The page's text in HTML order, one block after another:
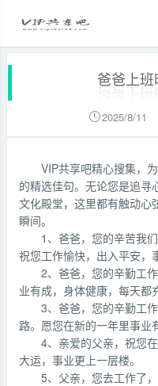
爸爸上
2025/8/11
VIP共享吧精心搜集，
的精选佳句。无论您是追寻
文化殿堂，这里都有触动心
瞬间。
1、爸爸，您的辛苦我
祝您工作愉快，出入平安，
2、爸爸，您的辛勤工
业有成，身体健康，每天都
3、爸爸，您的辛勤工
路。愿您在新的一年里事业
4、亲爱的父亲，祝您
大运，事业更上一层楼。
5、父亲，您去工作了